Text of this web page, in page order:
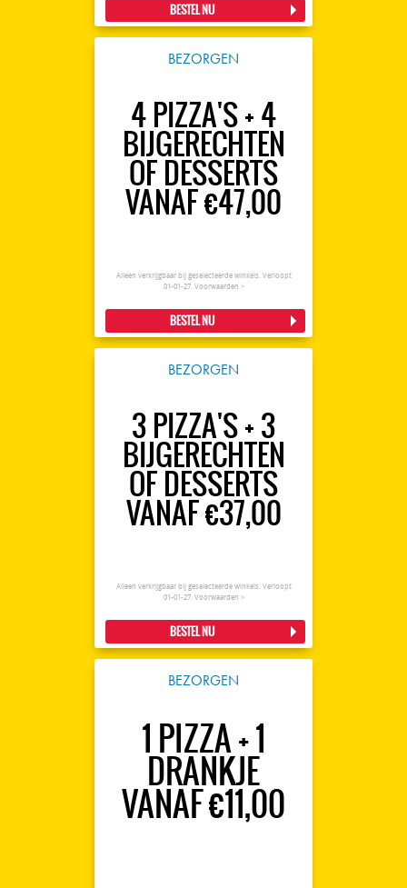
BESTEL NU
BEZORGEN
4 PIZZA'S + 4
BIJGERECHTEN
OF DESSERTS
VANAF €47,00
Alleen verkrijgbaar bij geselecteerde winkels. Verloopt
01-01-27. Voorwaarden >
BESTEL NU
BEZORGEN
3 PIZZA'S + 3
BIJGERECHTEN
OF DESSERTS
VANAF €37,00
Alleen verkrijgbaar bij geselecteerde winkels. Verloopt
01-01-27. Voorwaarden >
BESTEL NU
BEZORGEN
1 PIZZA + 1
DRANKJE
VANAF €11,00